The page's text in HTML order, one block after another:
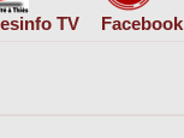
TV Facebook